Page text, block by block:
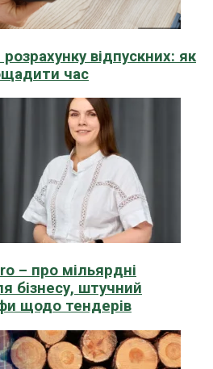
відпускних: як
час
– про мільярдні
бізнесу, штучний
щодо тендерів